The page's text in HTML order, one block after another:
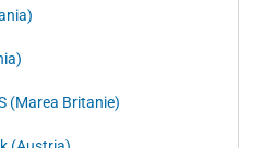
(Marea Britanie)